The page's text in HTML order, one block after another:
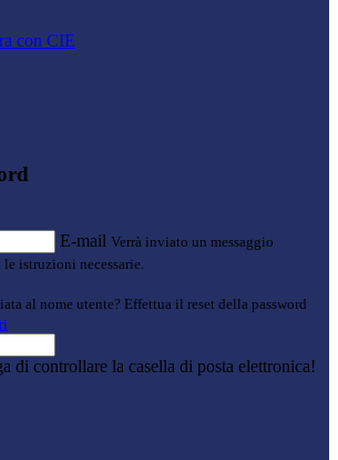
con CIE
E-mail Verrà inviato un messaggio
istruzioni necessarie.
al nome utente? Effettua il reset della password
di controllare la casella di posta elettronica!